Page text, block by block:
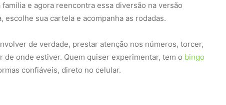
e agora reencontra essa diversão na versão
sua cartela e acompanha as rodadas.
de verdade, prestar atenção nos números, torcer,
de onde estiver. Quem quiser experimentar, tem o bingo
confiáveis, direto no celular.